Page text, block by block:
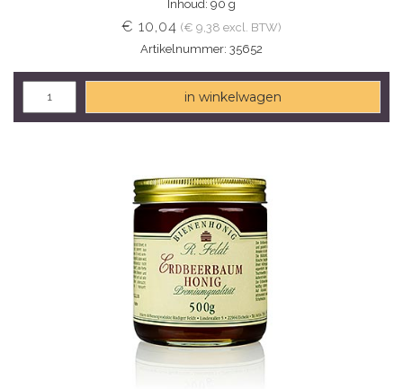
Inhoud: 90 g
€ 10,04 (€ 9,38 excl. BTW)
Artikelnummer: 35652
in winkelwagen